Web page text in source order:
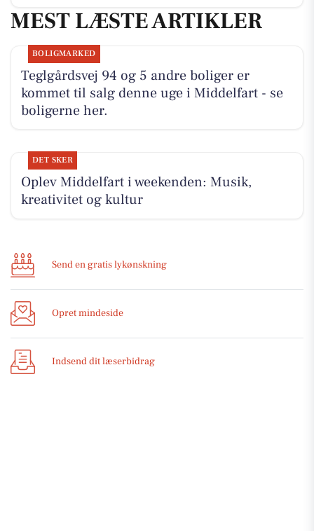
MEST LÆSTE ARTIKLER
BOLIGMARKED
Teglgårdsvej 94 og 5 andre boliger er
kommet til salg denne uge i Middelfart - se
boligerne her.
DET SKER
Oplev Middelfart i weekenden: Musik,
kreativitet og kultur
Send en gratis lykønskning
Opret mindeside
Indsend dit læserbidrag